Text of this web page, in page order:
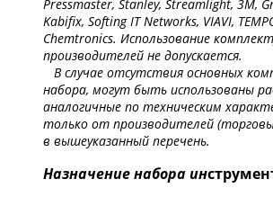
Pressmaster, Stanley, Streamlight, 3М,
Kabifix, Softing IT Networks, VIAVI,
Chemtronics. Использование
производителей не допускается.
В случае отсутствия основных
набора, могут быть использованы
аналогичные по техническим
только от производителей
в вышеуказанный перечень.
Назначение набора ин